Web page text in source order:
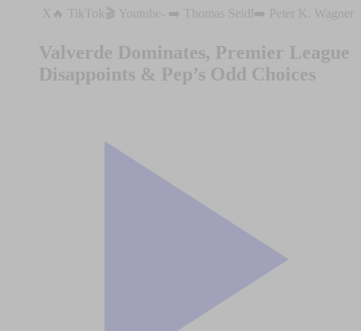
⁠⁠⁠⁠⁠⁠⁠⁠⁠⁠⁠⁠⁠⁠⁠⁠⁠⁠⁠⁠⁠⁠⁠⁠⁠⁠⁠⁠⁠⁠⁠⁠⁠⁠⁠⁠⁠⁠⁠⁠⁠⁠⁠⁠⁠⁠⁠⁠⁠⁠⁠⁠⁠⁠⁠⁠⁠⁠⁠⁠⁠⁠⁠⁠⁠⁠⁠⁠⁠⁠⁠⁠⁠⁠⁠⁠⁠⁠⁠⁠⁠⁠⁠⁠⁠⁠⁠X⁠⁠⁠⁠⁠⁠⁠⁠⁠⁠⁠⁠⁠⁠⁠⁠⁠⁠⁠⁠⁠⁠⁠⁠⁠⁠⁠⁠⁠⁠⁠⁠⁠⁠⁠⁠⁠⁠⁠⁠⁠⁠⁠⁠⁠⁠⁠⁠⁠⁠⁠⁠⁠⁠⁠⁠⁠⁠⁠⁠⁠⁠⁠🔥 ⁠⁠⁠⁠⁠⁠⁠⁠⁠⁠⁠⁠⁠⁠⁠⁠⁠⁠⁠⁠⁠⁠⁠⁠⁠⁠⁠⁠⁠⁠⁠⁠⁠⁠⁠⁠⁠⁠⁠⁠⁠⁠⁠⁠⁠⁠⁠⁠⁠⁠⁠⁠⁠⁠⁠⁠⁠⁠⁠⁠⁠⁠⁠⁠⁠⁠⁠⁠⁠⁠⁠⁠⁠⁠⁠⁠⁠⁠⁠⁠⁠⁠⁠⁠TikTok⁠⁠⁠⁠⁠⁠⁠⁠⁠⁠⁠⁠⁠⁠⁠⁠⁠⁠⁠⁠⁠⁠⁠⁠⁠⁠⁠⁠⁠⁠⁠⁠⁠⁠⁠⁠⁠⁠⁠⁠⁠⁠⁠⁠⁠⁠⁠⁠⁠⁠⁠⁠⁠⁠⁠⁠⁠⁠⁠⁠⁠⁠⁠⁠⁠⁠⁠⁠⁠⁠⁠⁠⁠⁠⁠⁠⁠⁠⁠⁠⁠⁠⁠⁠🎬 ⁠⁠⁠⁠⁠⁠⁠⁠⁠⁠⁠⁠⁠⁠⁠⁠⁠⁠⁠⁠⁠⁠⁠⁠⁠⁠⁠⁠⁠⁠⁠⁠⁠⁠⁠⁠⁠⁠⁠⁠⁠⁠⁠⁠⁠⁠⁠⁠⁠⁠⁠⁠⁠⁠⁠⁠⁠⁠⁠⁠⁠⁠⁠⁠⁠⁠⁠⁠⁠⁠⁠⁠⁠⁠⁠⁠⁠⁠⁠⁠⁠⁠⁠⁠Youtube⁠⁠⁠⁠⁠⁠⁠⁠⁠⁠⁠⁠⁠⁠⁠⁠⁠⁠⁠⁠⁠⁠⁠⁠⁠⁠⁠⁠⁠⁠⁠⁠⁠⁠⁠⁠⁠⁠⁠⁠⁠⁠⁠⁠⁠⁠⁠⁠⁠⁠⁠⁠⁠⁠⁠⁠⁠⁠⁠⁠⁠⁠⁠⁠⁠⁠⁠⁠⁠⁠⁠⁠⁠⁠⁠⁠⁠⁠⁠⁠⁠⁠⁠⁠- ➡️ ⁠⁠⁠⁠⁠⁠⁠⁠⁠⁠⁠⁠⁠⁠⁠⁠⁠⁠⁠⁠⁠⁠⁠⁠⁠⁠⁠⁠⁠⁠⁠⁠⁠⁠⁠⁠⁠⁠⁠⁠⁠⁠⁠⁠⁠⁠⁠⁠⁠⁠⁠⁠⁠⁠⁠⁠Thomas Seidl➡️ ⁠⁠⁠⁠⁠⁠⁠⁠⁠⁠⁠⁠⁠⁠⁠⁠⁠⁠⁠⁠⁠⁠⁠⁠⁠⁠⁠⁠⁠⁠⁠⁠⁠⁠⁠⁠⁠⁠⁠⁠⁠⁠⁠⁠⁠⁠⁠⁠⁠⁠⁠⁠⁠⁠⁠Peter K. Wagner⁠⁠⁠⁠⁠⁠⁠⁠⁠⁠⁠⁠⁠⁠⁠⁠⁠⁠⁠⁠⁠⁠⁠⁠⁠⁠⁠⁠
Valverde Dominates, Premier League
Disappoints & Pep’s Odd Choices